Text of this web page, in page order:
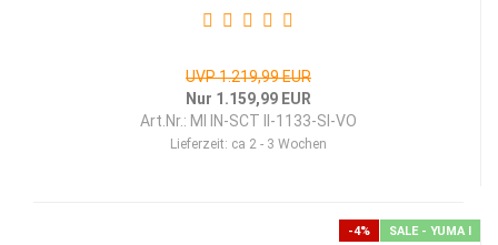
UVP 1.219,99 EUR
Nur 1.159,99 EUR
Art.Nr.: MI IN-SCT II-1133-SI-VO
Lieferzeit: ca 2 - 3 Wochen
-4% SALE - YUMA I